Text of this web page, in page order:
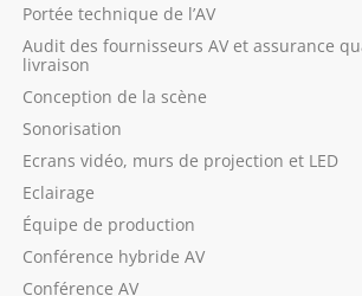
Portée technique de l’AV
Audit des fournisseurs AV et assurance
livraison
Conception de la scène
Sonorisation
Ecrans vidéo, murs de projection et LED
Eclairage
Équipe de production
Conférence hybride AV
Conférence AV